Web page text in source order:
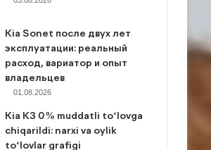
Kia Sonet после двух лет
эксплуатации: реальный
расход, вариатор и опыт
владельцев
01.08.2026
Kia K3 0% muddatli to‘lovga
chiqarildi: narxi va oylik
to‘lovlar grafigi